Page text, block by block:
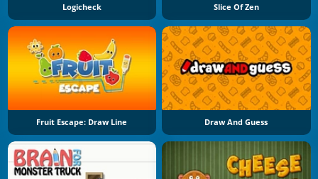
Logicheck Slice Of Zen
Fruit Escape: Draw Line Draw And Guess